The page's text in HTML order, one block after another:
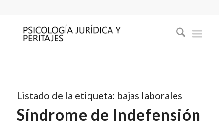
Listado de la etiqueta: bajas laborales
Síndrome de Indefensión